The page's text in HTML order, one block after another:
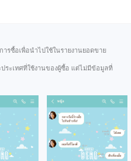
ารซื้อเพื่อนำไปใช้ในรายงานยอดขาย
ระเทศที่ใช้งานของผู้ซื้อ แต่ไม่มีข้อมูลที่